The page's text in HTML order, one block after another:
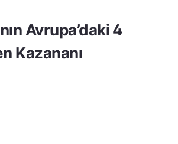
Avrupa’daki 4
Kazananı